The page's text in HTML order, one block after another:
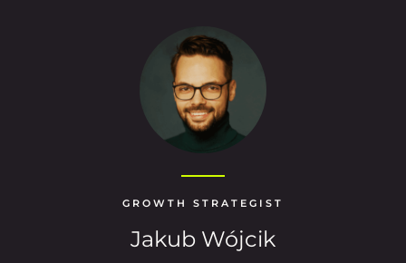
GROWTH STRATEGIST
Jakub Wójcik